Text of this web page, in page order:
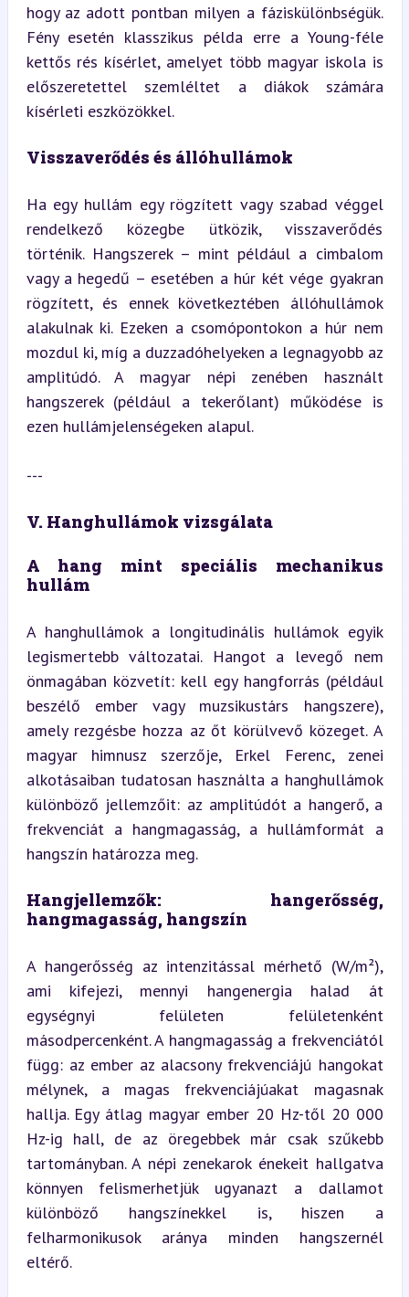
hogy az adott pontban milyen a fáziskülönbségük.
Fény esetén klasszikus példa erre a Young-féle
kettős rés kísérlet, amelyet több magyar iskola is
előszeretettel szemléltet a diákok számára
kísérleti eszközökkel.
Visszaverődés és állóhullámok
Ha egy hullám egy rögzített vagy szabad véggel
rendelkező közegbe ütközik, visszaverődés
történik. Hangszerek – mint például a cimbalom
vagy a hegedű – esetében a húr két vége gyakran
rögzített, és ennek következtében állóhullámok
alakulnak ki. Ezeken a csomópontokon a húr nem
mozdul ki, míg a duzzadóhelyeken a legnagyobb az
amplitúdó. A magyar népi zenében használt
hangszerek (például a tekerőlant) működése is
ezen hullámjelenségeken alapul.
---
V. Hanghullámok vizsgálata
A hang mint speciális mechanikus
hullám
A hanghullámok a longitudinális hullámok egyik
legismertebb változatai. Hangot a levegő nem
önmagában közvetít: kell egy hangforrás (például
beszélő ember vagy muzsikustárs hangszere),
amely rezgésbe hozza az őt körülvevő közeget. A
magyar himnusz szerzője, Erkel Ferenc, zenei
alkotásaiban tudatosan használta a hanghullámok
különböző jellemzőit: az amplitúdót a hangerő, a
frekvenciát a hangmagasság, a hullámformát a
hangszín határozza meg.
Hangjellemzők: hangerősség,
hangmagasság, hangszín
A hangerősség az intenzitással mérhető (W/m²),
ami kifejezi, mennyi hangenergia halad át
egységnyi felületen felületenként
másodpercenként. A hangmagasság a frekvenciától
függ: az ember az alacsony frekvenciájú hangokat
mélynek, a magas frekvenciájúakat magasnak
hallja. Egy átlag magyar ember 20 Hz-től 20 000
Hz-ig hall, de az öregebbek már csak szűkebb
tartományban. A népi zenekarok énekeit hallgatva
könnyen felismerhetjük ugyanazt a dallamot
különböző hangszínekkel is, hiszen a
felharmonikusok aránya minden hangszernél
eltérő.